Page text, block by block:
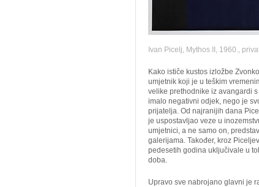
Ivan Picelj, Mythos II, 1960.,
Kako ističe kustos izložbe
umjetnik koji je u teškim
velike prethodnike iz avangardi
imalo negativni odjek, nego je
prijatelja. Od najranijih dana
je uspostavljao veze u
umjetnici, a ne samo on,
galerijama. Također, kroz
pedesetih godina uključivale u
doba.
Upravo sve nabrojano glavni je